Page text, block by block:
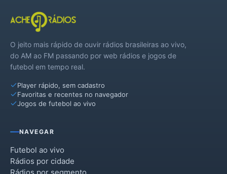
O jeito mais rápido de ouvir rádios brasileiras ao vivo,
do AM ao FM passando por web rádios e jogos de
futebol em tempo real.
Player rápido, sem cadastro
Favoritas e recentes no navegador
Jogos de futebol ao vivo
NAVEGAR
Futebol ao vivo
Rádios por cidade